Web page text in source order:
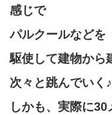
感じで
パルクールなどを
駆使して建物から
次々と跳んでいく♪
しかも、実際に